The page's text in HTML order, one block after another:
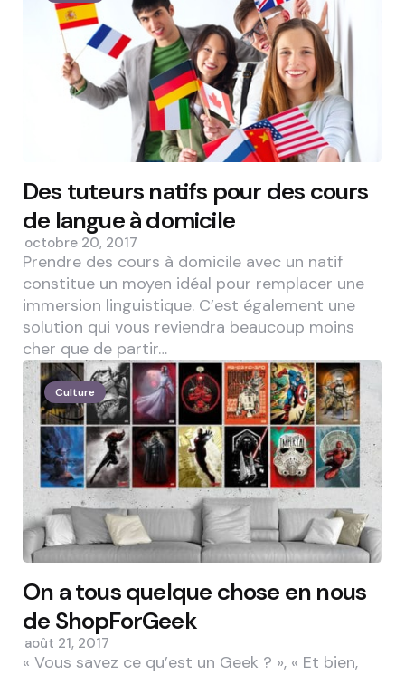
Des tuteurs natifs pour des cours
de langue à domicile
octobre 20, 2017
Prendre des cours à domicile avec un natif
constitue un moyen idéal pour remplacer une
immersion linguistique. C’est également une
solution qui vous reviendra beaucoup moins
cher que de partir…
Culture
On a tous quelque chose en nous
de ShopForGeek
août 21, 2017
« Vous savez ce qu’est un Geek ? », « Et bien,